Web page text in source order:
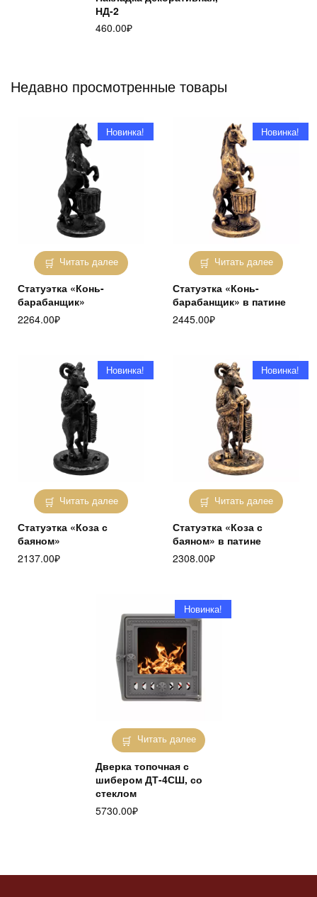
НД-2
460.00₽
Недавно просмотренные товары
Читать далее
Новинка!
Статуэтка «Конь-
барабанщик»
2264.00₽
Читать далее
Новинка!
Статуэтка «Конь-
барабанщик» в патине
2445.00₽
Читать далее
Новинка!
Статуэтка «Коза с
баяном»
2137.00₽
Читать далее
Новинка!
Статуэтка «Коза с
баяном» в патине
2308.00₽
Читать далее
Новинка!
Дверка топочная с
шибером ДТ-4СШ, со
стеклом
5730.00₽